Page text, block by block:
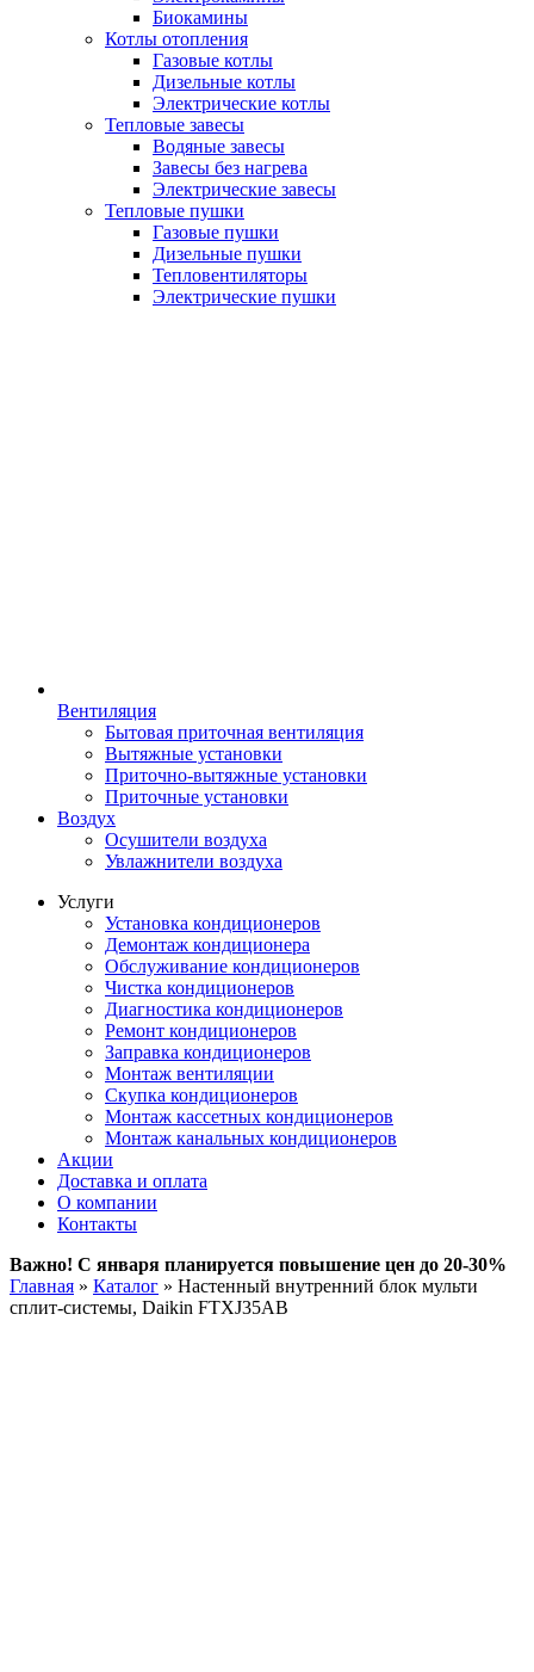
Биокамины
Котлы отопления
Газовые котлы
Дизельные котлы
Электрические котлы
Тепловые завесы
Водяные завесы
Завесы без нагрева
Электрические завесы
Тепловые пушки
Газовые пушки
Дизельные пушки
Тепловентиляторы
Электрические пушки
Вентиляция
Бытовая приточная вентиляция
Вытяжные установки
Приточно-вытяжные установки
Приточные установки
Воздух
Осушители воздуха
Увлажнители воздуха
Услуги
Установка кондиционеров
Демонтаж кондиционера
Обслуживание кондиционеров
Чистка кондиционеров
Диагностика кондиционеров
Ремонт кондиционеров
Заправка кондиционеров
Монтаж вентиляции
Скупка кондиционеров
Монтаж кассетных кондиционеров
Монтаж канальных кондиционеров
Акции
Доставка и оплата
О компании
Контакты
Важно! С января планируется повышение цен до 20-30%
Главная » Каталог » Настенный внутренний блок мульти
сплит-системы, Daikin FTXJ35AB